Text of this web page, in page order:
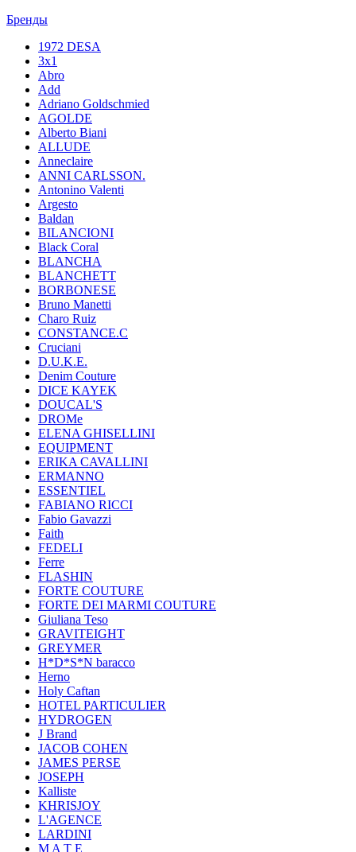
Бренды
1972 DESA
3x1
Abro
Add
Adriano Goldschmied
AGOLDE
Alberto Biani
ALLUDE
Anneclaire
ANNI CARLSSON.
Antonino Valenti
Argesto
Baldan
BILANCIONI
Black Coral
BLANCHA
BLANCHETT
BORBONESE
Bruno Manetti
Charo Ruiz
CONSTANCE.C
Cruciani
D.U.K.E.
Denim Couture
DICE KAYEK
DOUCAL'S
DROMe
ELENA GHISELLINI
EQUIPMENT
ERIKA CAVALLINI
ERMANNO
ESSENTIEL
FABIANO RICCI
Fabio Gavazzi
Faith
FEDELI
Ferre
FLASHIN
FORTE COUTURE
FORTE DEI MARMI COUTURE
Giuliana Teso
GRAVITEIGHT
GREYMER
H*D*S*N baracco
Herno
Holy Caftan
HOTEL PARTICULIER
HYDROGEN
J Brand
JACOB COHEN
JAMES PERSE
JOSEPH
Kalliste
KHRISJOY
L'AGENCE
LARDINI
M A T E